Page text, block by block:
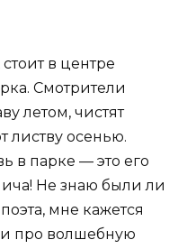
в центре
Смотрители
летом, чистят
листву осенью.
в парке — это его
Не знаю были ли
мне кажется
про волшебную